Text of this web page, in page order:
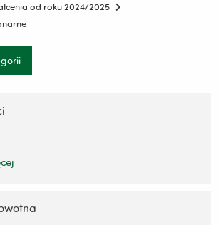
od roku 2024/2025